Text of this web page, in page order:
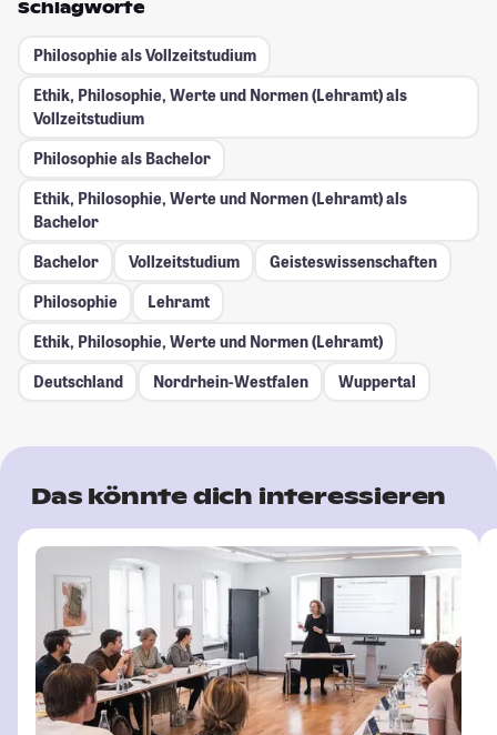
Schlagworte
Philosophie als Vollzeitstudium
Ethik, Philosophie, Werte und Normen (Lehramt) als
Vollzeitstudium
Philosophie als Bachelor
Ethik, Philosophie, Werte und Normen (Lehramt) als
Bachelor
Bachelor
Vollzeitstudium
Geisteswissenschaften
Philosophie
Lehramt
Ethik, Philosophie, Werte und Normen (Lehramt)
Deutschland
Nordrhein-Westfalen Wuppertal
Das könnte dich interessieren